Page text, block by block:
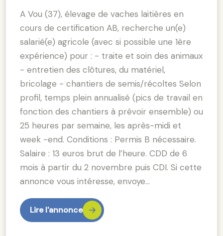
A Vou (37), élevage de vaches laitières en
cours de certification AB, recherche un(e)
salarié(e) agricole (avec si possible une 1ère
expérience) pour : - traite et soin des animaux
- entretien des clôtures, du matériel,
bricolage - chantiers de semis/récoltes Selon
profil, temps plein annualisé (pics de travail en
fonction des chantiers à prévoir ensemble) ou
25 heures par semaine, les après-midi et
week -end. Conditions : Permis B nécessaire.
Salaire : 13 euros brut de l’heure. CDD de 6
mois à partir du 2 novembre puis CDI. Si cette
annonce vous intéresse, envoye…
Lire l'annonce